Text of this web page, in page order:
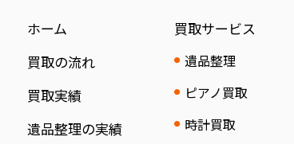
ホーム
買取の流れ
買取実績
遺品整理の実績
買取サービス
遺品整理
ピアノ買取
時計買取